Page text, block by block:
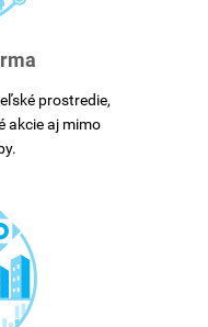
prostredie,
akcie aj mimo